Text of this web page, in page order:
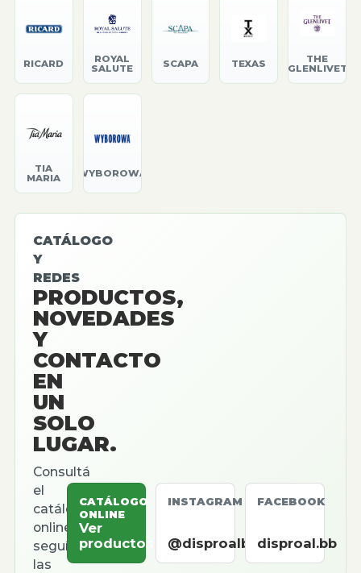
RICARD
ROYAL
SALUTE
SCAPA TEXAS
THE
GLENLIVET
TIA
MARIA
WYBOROWA
CATÁLOGO
Y
REDES
PRODUCTOS,
NOVEDADES
Y
CONTACTO
EN
UN
SOLO
LUGAR.
Consultá
el
catálogo
online,
seguí
las
CATÁLOGO
ONLINE
Ver
productos
INSTAGRAM
@disproalbb
FACEBOOK
disproal.bb